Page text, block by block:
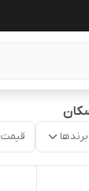
برندها قیمت